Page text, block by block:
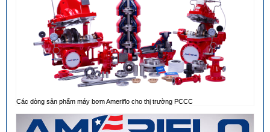
Các dòng sản phẩm máy bơm Ameriflo cho thị trường PCCC